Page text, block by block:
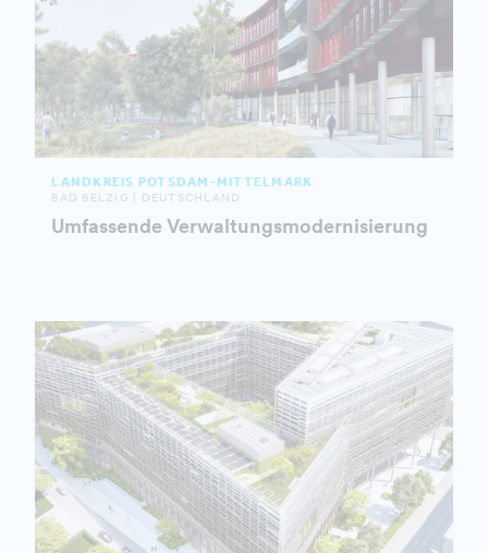
LANDKREIS POTSDAM-MITTELMARK
BAD BELZIG | DEUTSCHLAND
Umfassende Verwaltungsmodernisierung